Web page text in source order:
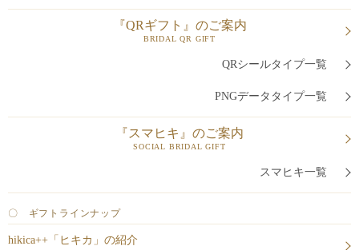
『QRギフト』のご案内
BRIDAL QR GIFT
QRシールタイプ一覧
PNGデータタイプ一覧
『スマヒキ』のご案内
SOCIAL BRIDAL GIFT
スマヒキ一覧
〇 ギフトラインナップ
hikica++「ヒキカ」の紹介